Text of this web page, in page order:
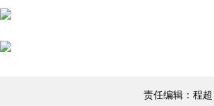
责任编辑：程